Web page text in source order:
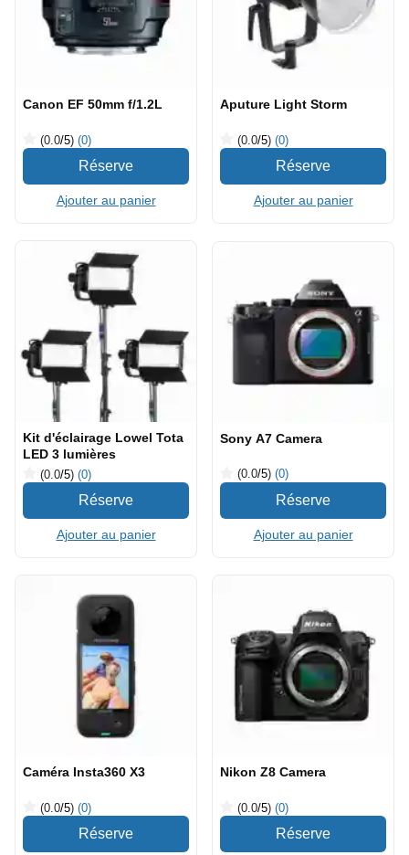
Canon EF 50mm f/1.2L
(0.0/5) (0)
Ajouter au panier
Aputure Light Storm
(0.0/5) (0)
Ajouter au panier
Kit d'éclairage Lowel Tota
LED 3 lumières
(0.0/5) (0)
Ajouter au panier
Sony A7 Camera
(0.0/5) (0)
Ajouter au panier
Caméra Insta360 X3
(0.0/5) (0)
Nikon Z8 Camera
(0.0/5) (0)